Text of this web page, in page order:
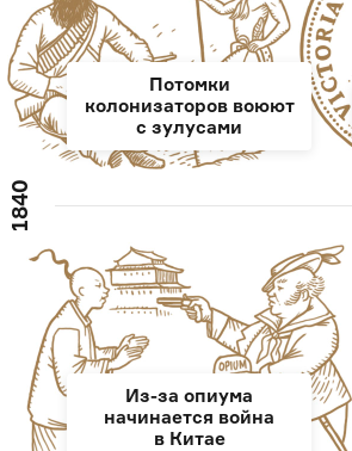
1840
Потомки
колонизаторов воюют
с зулусами
Из-за опиума
начинается война
в Китае